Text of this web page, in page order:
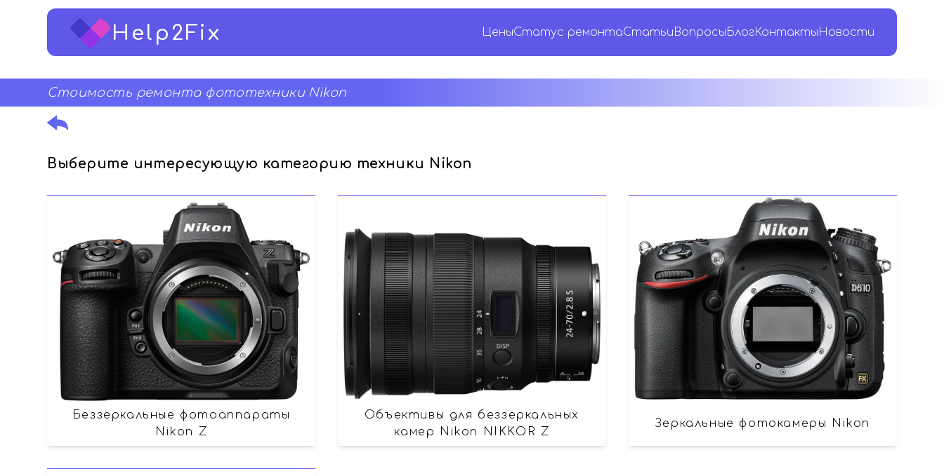
Help2Fix ЦеныСтатус ремонтаСтатьи Вопросы БлогКонтактыНовости
Стоимость ремонта фототехники Nikon
Выберите интересующую категорию техники Nikon
Беззеркальные фотоаппараты
Nikon Z
Объективы для беззеркальных
камер Nikon NIKKOR Z
Зеркальные фотокамеры Nikon